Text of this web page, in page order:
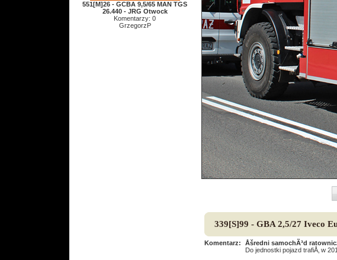
551[M]26 - GCBA 9,5/65 MAN TGS
26.440 - JRG Otwock
Komentarzy: 0
GrzegorzP
339[S]99 - GBA 2,5/27 Iveco
Komentarz:
Åšredni samochÃ³d
Do jednostki pojazd trafiÅ‚ w